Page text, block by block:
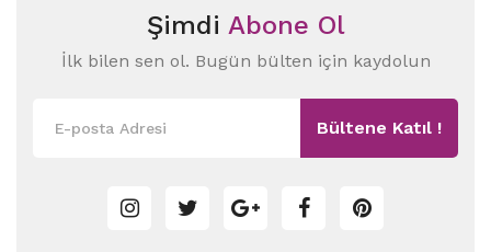
Şimdi Abone Ol
İlk bilen sen ol. Bugün bülten için kaydolun
Bültene Katıl !